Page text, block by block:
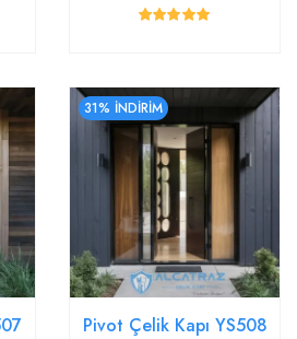
31% İNDİRİM
Pivot Çelik Kapı YS508